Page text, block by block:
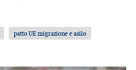
patto UE migrazione e asilo